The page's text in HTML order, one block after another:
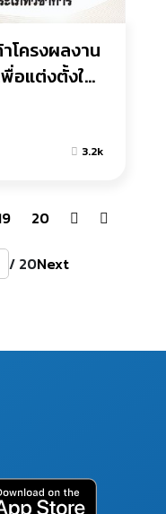
โครงผลงาน
พื่อแต่งตั้งให้
3.2k
20
/ 20Next